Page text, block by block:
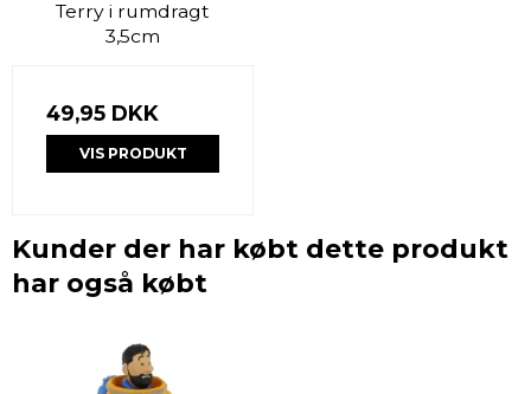
Terry i rumdragt
3,5cm
49,95 DKK
VIS PRODUKT
Kunder der har købt dette produkt
har også købt